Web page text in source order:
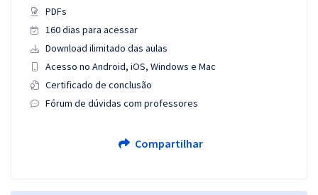
PDFs
160 dias para acessar
Download ilimitado das aulas
Acesso no Android, iOS, Windows e Mac
Certificado de conclusão
Fórum de dúvidas com professores
Compartilhar